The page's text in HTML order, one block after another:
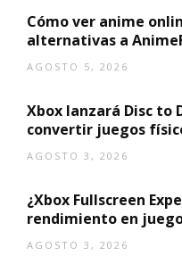
Cómo ver anime
alternativas a
AGOSTO 5, 2026
Xbox lanzará Disc to
convertir juegos
AGOSTO 3, 2026
¿Xbox Fullscreen
rendimiento en
AGOSTO 3, 2026